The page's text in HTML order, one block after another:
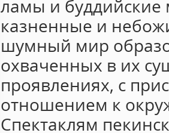
ламы и
казненные и
шумный мир
охваченных в их
проявлениях, с
отношением к
Спектаклям